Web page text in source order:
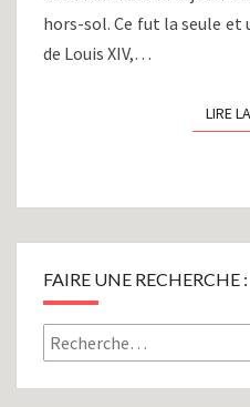
hors-sol. Ce fut la seule et
de Louis XIV,…
LIRE
FAIRE UNE RECHERCHE :
Rechercher :